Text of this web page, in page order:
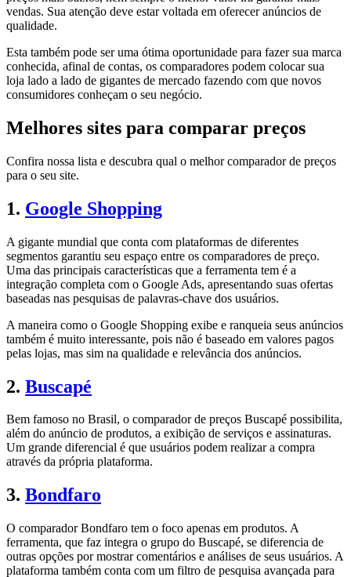
vendas. Sua atenção deve estar voltada em oferecer anúncios de
qualidade.
Esta também pode ser uma ótima oportunidade para fazer sua marca
conhecida, afinal de contas, os comparadores podem colocar sua
loja lado a lado de gigantes de mercado fazendo com que novos
consumidores conheçam o seu negócio.
Melhores sites para comparar preços
Confira nossa lista e descubra qual o melhor comparador de preços
para o seu site.
1. Google Shopping
A gigante mundial que conta com plataformas de diferentes
segmentos garantiu seu espaço entre os comparadores de preço.
Uma das principais características que a ferramenta tem é a
integração completa com o Google Ads, apresentando suas ofertas
baseadas nas pesquisas de palavras-chave dos usuários.
A maneira como o Google Shopping exibe e ranqueia seus anúncios
também é muito interessante, pois não é baseado em valores pagos
pelas lojas, mas sim na qualidade e relevância dos anúncios.
2. Buscapé
Bem famoso no Brasil, o comparador de preços Buscapé possibilita,
além do anúncio de produtos, a exibição de serviços e assinaturas.
Um grande diferencial é que usuários podem realizar a compra
através da própria plataforma.
3. Bondfaro
O comparador Bondfaro tem o foco apenas em produtos. A
ferramenta, que faz integra o grupo do Buscapé, se diferencia de
outras opções por mostrar comentários e análises de seus usuários. A
plataforma também conta com um filtro de pesquisa avançada para